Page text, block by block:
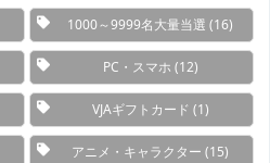
1000～9999名大量当選 (16)
PC・スマホ (12)
VJAギフトカード (1)
アニメ・キャラクター (15)